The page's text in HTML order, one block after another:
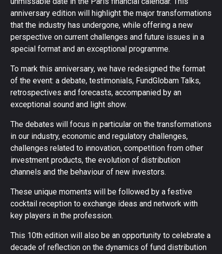
anniversary edition will highlight the major transformations
that the industry has undergone, while offering a new
perspective on current challenges and future issues in a
special format and an exceptional programme.
To mark this anniversary, we have redesigned the format
of the event: a debate, testimonials, FundGlobam Talks,
retrospectives and forecasts, accompanied by an
exceptional sound and light show.
The debates will focus in particular on the transformations
in our industry, economic and regulatory challenges,
challenges related to innovation, competition from other
investment products, the evolution of distribution
channels and the behaviour of new investors.
These unique moments will be followed by a festive
cocktail reception to exchange ideas and network with
key players in the profession.
This 10th edition will also be an opportunity to celebrate a
decade of reflection on the dynamics of fund distribution